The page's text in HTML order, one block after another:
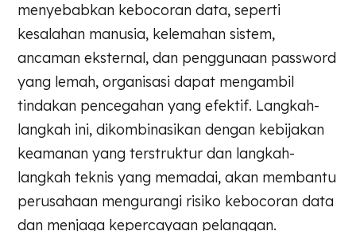
menyebabkan kebocoran data, seperti
kesalahan manusia, kelemahan sistem,
ancaman eksternal, dan penggunaan password
yang lemah, organisasi dapat mengambil
tindakan pencegahan yang efektif. Langkah-
langkah ini, dikombinasikan dengan kebijakan
keamanan yang terstruktur dan langkah-
langkah teknis yang memadai, akan membantu
perusahaan mengurangi risiko kebocoran data
dan menjaga kepercayaan pelanggan.